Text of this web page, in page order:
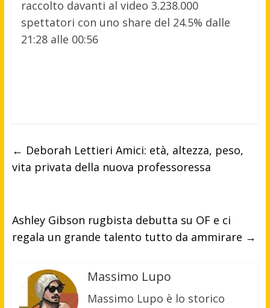
raccolto davanti al video 3.238.000
spettatori con uno share del 24.5% dalle
21:28 alle 00:56
← Deborah Lettieri Amici: età, altezza, peso,
vita privata della nuova professoressa
Ashley Gibson rugbista debutta su OF e ci
regala un grande talento tutto da ammirare →
Massimo Lupo
Massimo Lupo è lo storico